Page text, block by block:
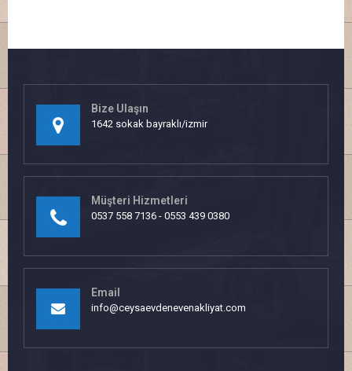
Bize Ulaşın
1642 sokak bayraklı/izmir
Müşteri Hizmetleri
0537 558 7136 - 0553 439 0380
Email
info@ceysaevdenevenakliyat.com